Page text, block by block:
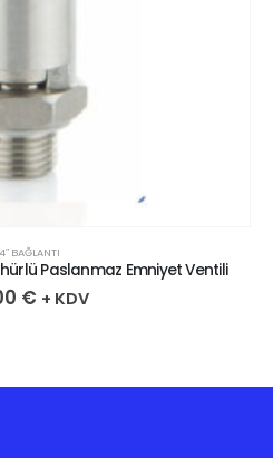
BAĞLANTI
Paslanmaz Emniyet Ventili
€ + KDV